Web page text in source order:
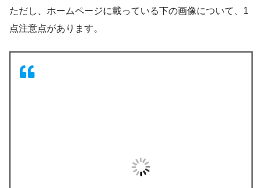
ただし、ホームページに載っている下の画像について、1
点注意点があります。